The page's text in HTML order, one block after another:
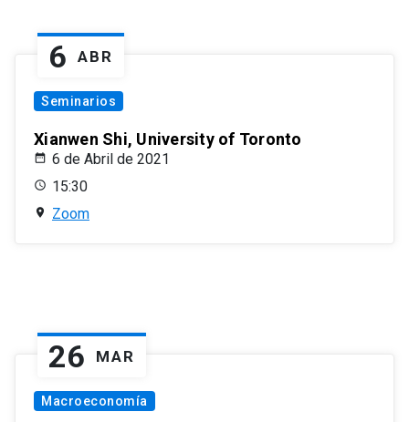
6 ABR
Seminarios
Xianwen Shi, University of Toronto
6 de Abril de 2021
15:30
Zoom
26 MAR
Macroeconomía